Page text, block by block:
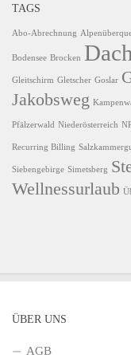
TAGS
Abo-Abrechnung
Bodensee Brocken
Gleitschirm Gletscher Goslar
Jakobsweg
Pfälzerwald Niederösterreich
Recurring Billing
Siebengebirge Simetsberg
Wellnessurlaub
ÜBER UNS
AGB